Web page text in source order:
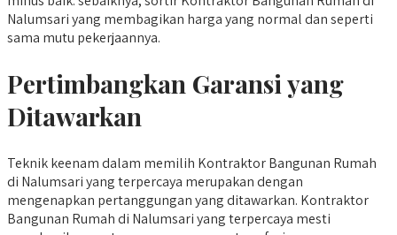
Nalumsari yang membagikan harga yang normal dan seperti
sama mutu pekerjaannya.
Pertimbangkan Garansi yang
Ditawarkan
Teknik keenam dalam memilih Kontraktor Bangunan Rumah
di Nalumsari yang terpercaya merupakan dengan
mengenapkan pertanggungan yang ditawarkan. Kontraktor
Bangunan Rumah di Nalumsari yang terpercaya mesti